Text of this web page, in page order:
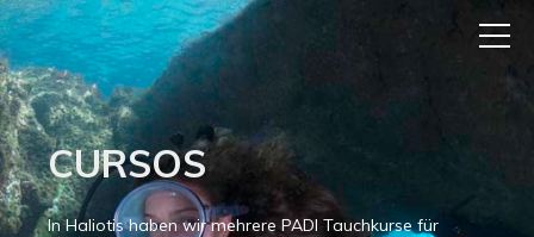
CURSOS
In Haliotis haben wir mehrere PADI Tauchkurse für